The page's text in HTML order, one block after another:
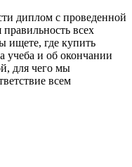
диплом с проведенной
правильность всех
ищете, где купить
и об окончании
для чего мы
всем